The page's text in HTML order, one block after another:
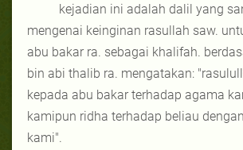
kejadian ini adalah dalil yang
mengenai keinginan rasullah saw.
abu bakar ra. sebagai khalifah.
bin abi thalib ra. mengatakan:
kepada abu bakar terhadap agama
kamipun ridha terhadap beliau
kami".